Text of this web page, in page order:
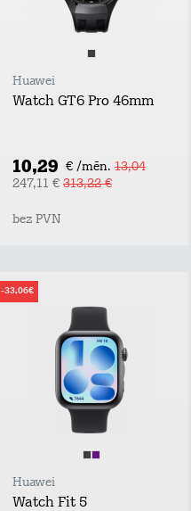
Huawei
Watch GT6 Pro 46mm
10,29 € /mēn. 13,04
247,11 € 313,22 €
bez PVN
-33,06€
Huawei
Watch Fit 5